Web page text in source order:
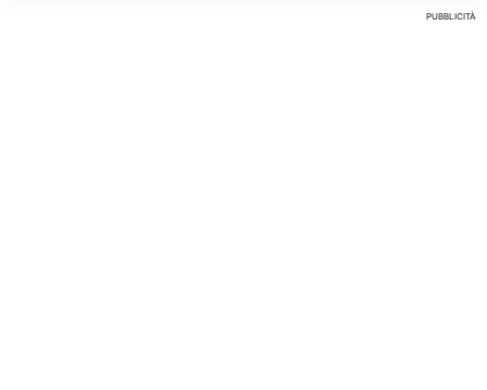
PUBBLICITÀ